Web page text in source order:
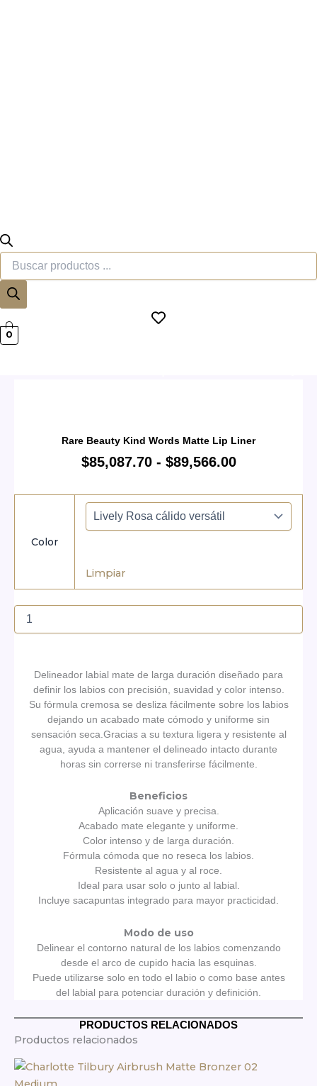
0
Rare Beauty Kind Words Matte Lip Liner
$85,087.70 - $89,566.00
Color
Limpiar
Delineador labial mate de larga duración diseñado para
definir los labios con precisión, suavidad y color intenso.
Su fórmula cremosa se desliza fácilmente sobre los labios
dejando un acabado mate cómodo y uniforme sin
sensación seca.Gracias a su textura ligera y resistente al
agua, ayuda a mantener el delineado intacto durante
horas sin correrse ni transferirse fácilmente.
Beneficios
Aplicación suave y precisa.
Acabado mate elegante y uniforme.
Color intenso y de larga duración.
Fórmula cómoda que no reseca los labios.
Resistente al agua y al roce.
Ideal para usar solo o junto al labial.
Incluye sacapuntas integrado para mayor practicidad.
Modo de uso
Delinear el contorno natural de los labios comenzando
desde el arco de cupido hacia las esquinas.
Puede utilizarse solo en todo el labio o como base antes
del labial para potenciar duración y definición.
PRODUCTOS RELACIONADOS
Productos relacionados